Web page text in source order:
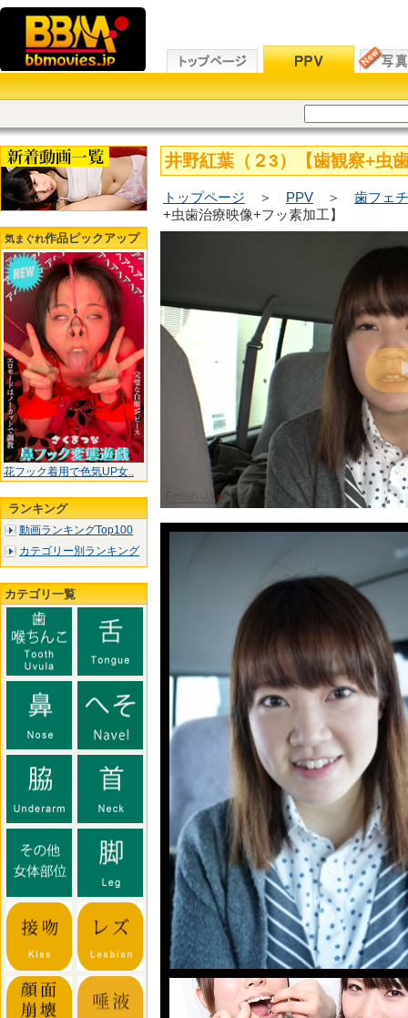
気まぐれ作品ピックアップ
花フック着用で色気UP女..
ランキング
動画ランキングTop100
カテゴリー別ランキング
カテゴリ一覧
井野紅葉（２3）【歯観察+虫
トップページ ＞ PPV ＞ 歯フェ
+虫歯治療映像+フッ素加工】